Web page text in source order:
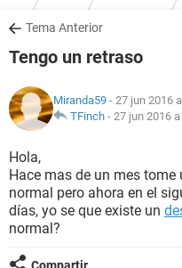
SALUD
FAMILIA
NUTRICIÓN
BIENESTAR
SEXUALIDAD
GLOSARIO
Tema Anterior
Tengo un retraso
Miranda59 - 27 jun 2016
TFinch - 27 jun 2016
Hola,
Hace mas de un mes
normal pero ahora en el
días, yo se que existe un
normal?